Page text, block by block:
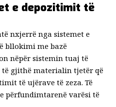
e depozitimit të
nxjerrë nga sistemet e
bllokimi me bazë
nëpër sistemin tuaj të
të gjithë materialin tjetër që
të ujërave të zeza. Të
përfundimtarenë varësi të